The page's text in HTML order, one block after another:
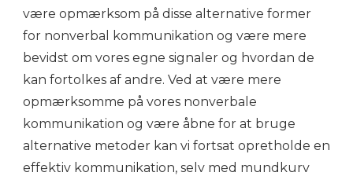
være opmærksom på disse alternative former
for nonverbal kommunikation og være mere
bevidst om vores egne signaler og hvordan de
kan fortolkes af andre. Ved at være mere
opmærksomme på vores nonverbale
kommunikation og være åbne for at bruge
alternative metoder kan vi fortsat opretholde en
effektiv kommunikation, selv med mundkurv